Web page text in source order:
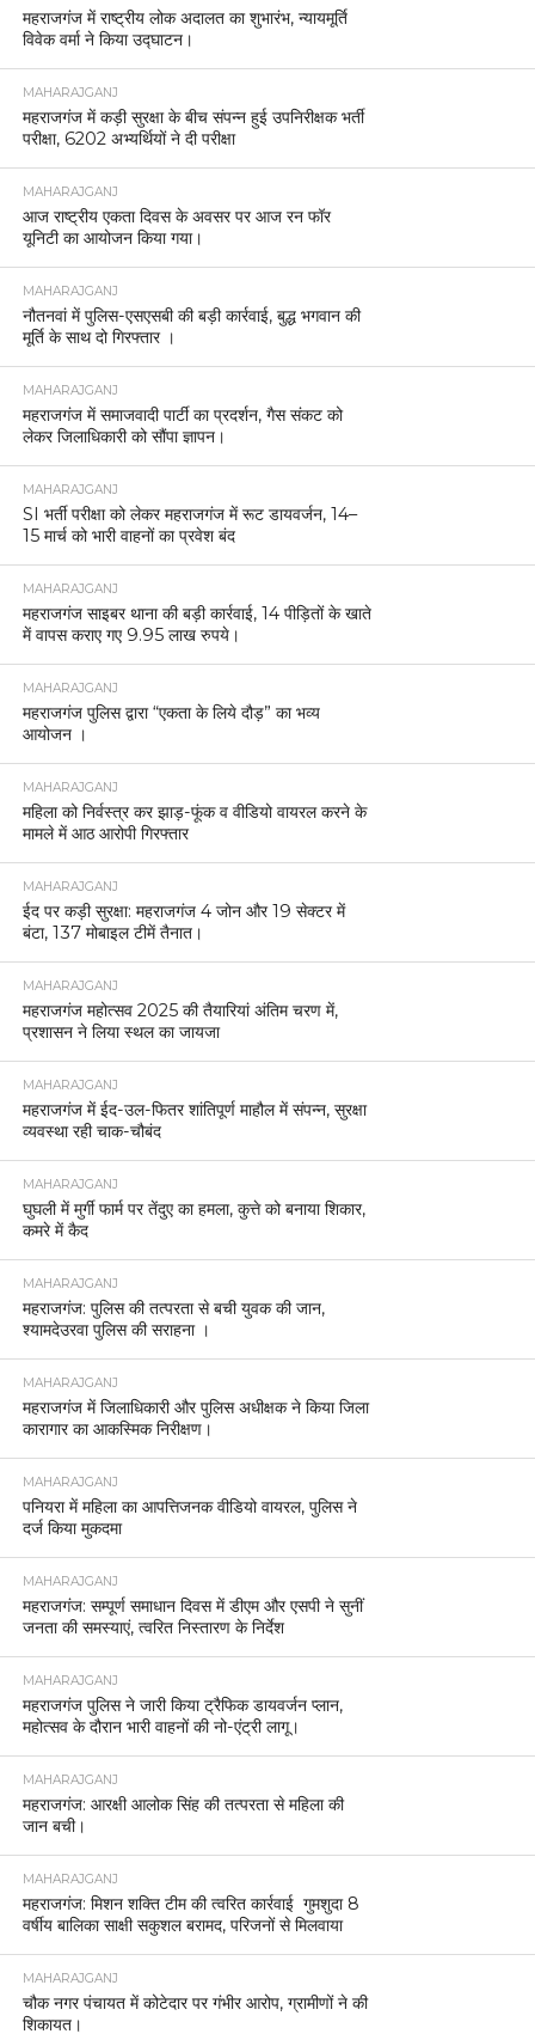
महराजगंज में राष्ट्रीय लोक अदालत का शुभारंभ, न्यायमूर्ति
विवेक वर्मा ने किया उद्घाटन।
MAHARAJGANJ
महराजगंज में कड़ी सुरक्षा के बीच संपन्न हुई उपनिरीक्षक भर्ती
परीक्षा, 6202 अभ्यर्थियों ने दी परीक्षा
MAHARAJGANJ
आज राष्ट्रीय एकता दिवस के अवसर पर आज रन फॉर
यूनिटी का आयोजन किया गया।
MAHARAJGANJ
नौतनवां में पुलिस-एसएसबी की बड़ी कार्रवाई, बुद्ध भगवान की
मूर्ति के साथ दो गिरफ्तार ।
MAHARAJGANJ
महराजगंज में समाजवादी पार्टी का प्रदर्शन, गैस संकट को
लेकर जिलाधिकारी को सौंपा ज्ञापन।
MAHARAJGANJ
SI भर्ती परीक्षा को लेकर महराजगंज में रूट डायवर्जन, 14–
15 मार्च को भारी वाहनों का प्रवेश बंद
MAHARAJGANJ
महराजगंज साइबर थाना की बड़ी कार्रवाई, 14 पीड़ितों के खाते
में वापस कराए गए 9.95 लाख रुपये।
MAHARAJGANJ
महराजगंज पुलिस द्वारा “एकता के लिये दौड़” का भव्य
आयोजन ।
MAHARAJGANJ
महिला को निर्वस्त्र कर झाड़-फूंक व वीडियो वायरल करने के
मामले में आठ आरोपी गिरफ्तार
MAHARAJGANJ
ईद पर कड़ी सुरक्षा: महराजगंज 4 जोन और 19 सेक्टर में
बंटा, 137 मोबाइल टीमें तैनात।
MAHARAJGANJ
महराजगंज महोत्सव 2025 की तैयारियां अंतिम चरण में,
प्रशासन ने लिया स्थल का जायजा
MAHARAJGANJ
महराजगंज में ईद-उल-फितर शांतिपूर्ण माहौल में संपन्न, सुरक्षा
व्यवस्था रही चाक-चौबंद
MAHARAJGANJ
घुघली में मुर्गी फार्म पर तेंदुए का हमला, कुत्ते को बनाया शिकार,
कमरे में कैद
MAHARAJGANJ
महराजगंज: पुलिस की तत्परता से बची युवक की जान,
श्यामदेउरवा पुलिस की सराहना ।
MAHARAJGANJ
महराजगंज में जिलाधिकारी और पुलिस अधीक्षक ने किया जिला
कारागार का आकस्मिक निरीक्षण।
MAHARAJGANJ
पनियरा में महिला का आपत्तिजनक वीडियो वायरल, पुलिस ने
दर्ज किया मुकदमा
MAHARAJGANJ
महराजगंज: सम्पूर्ण समाधान दिवस में डीएम और एसपी ने सुनीं
जनता की समस्याएं, त्वरित निस्तारण के निर्देश
MAHARAJGANJ
महराजगंज पुलिस ने जारी किया ट्रैफिक डायवर्जन प्लान,
महोत्सव के दौरान भारी वाहनों की नो-एंट्री लागू।
MAHARAJGANJ
महराजगंज: आरक्षी आलोक सिंह की तत्परता से महिला की
जान बची।
MAHARAJGANJ
महराजगंज: मिशन शक्ति टीम की त्वरित कार्रवाई गुमशुदा 8
वर्षीय बालिका साक्षी सकुशल बरामद, परिजनों से मिलवाया
MAHARAJGANJ
चौक नगर पंचायत में कोटेदार पर गंभीर आरोप, ग्रामीणों ने की
शिकायत।